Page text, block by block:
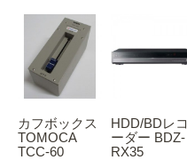
カフボックス
TOMOCA
TCC-60
HDD/BDレコ
ーダー BDZ-
RX35